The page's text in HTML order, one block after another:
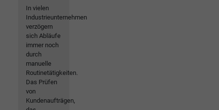
In vielen
Industrieunternehmen
verzögern
sich Abläufe
immer noch
durch
manuelle
Routinetätigkeiten.
Das Prüfen
von
Kundenaufträgen,